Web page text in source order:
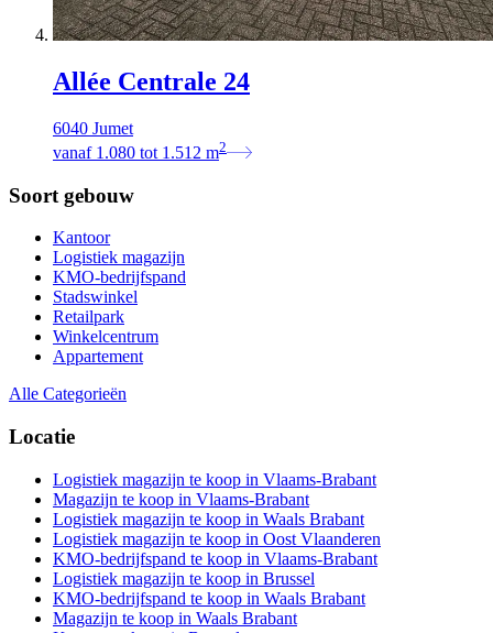
Allée Centrale 24
6040 Jumet
vanaf 1.080 tot 1.512 m2
Soort gebouw
Kantoor
Logistiek magazijn
KMO-bedrijfspand
Stadswinkel
Retailpark
Winkelcentrum
Appartement
Alle Categorieën
Locatie
Logistiek magazijn te koop in Vlaams-Brabant
Magazijn te koop in Vlaams-Brabant
Logistiek magazijn te koop in Waals Brabant
Logistiek magazijn te koop in Oost Vlaanderen
KMO-bedrijfspand te koop in Vlaams-Brabant
Logistiek magazijn te koop in Brussel
KMO-bedrijfspand te koop in Waals Brabant
Magazijn te koop in Waals Brabant